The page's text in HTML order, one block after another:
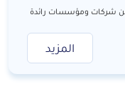
شركات ومؤسسات رائدة
المزيد